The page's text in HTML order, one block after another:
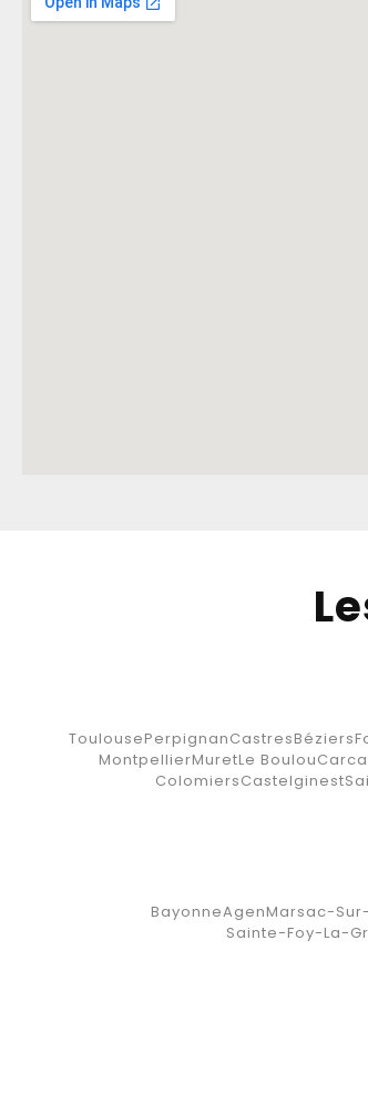
ToulousePerpignanCastresBéziers
MontpellierMuretLe Boulou
ColomiersCastelginest
BayonneAgenMarsac-
Sainte-Foy-La-